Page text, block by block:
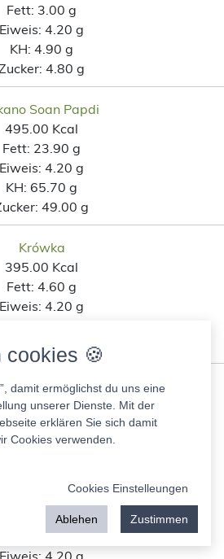
Fett: 3.00 g
Eiweis: 4.20 g
KH: 4.90 g
4.80 g
Soan Papdi
495.00 Kcal
Fett: 23.90 g
Eiweis: 4.20 g
KH: 65.70 g
49.00 g
Krówka
395.00 Kcal
Fett: 4.60 g
Eiweis: 4.20 g
67.00 g
wie 0,1 %
nach
Rolls Salted Caramel
453.00 Kcal
16.00 g
Eiweis: 4.20 g
cookies 🍪
damit ermöglichst du uns eine
unserer Dienste. Mit der
erklären Sie sich damit
Cookies verwenden.
Cookies Einstelleungen
Ablehen Zustimmen